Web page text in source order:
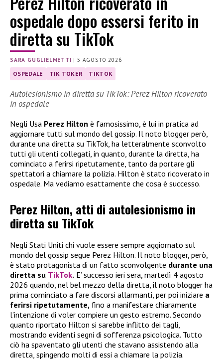
ospedale dopo essersi ferito in
diretta su TikTok
SARA GUGLIELMETTI |5 AGOSTO 2026
OSPEDALE TIK TOKER TIKTOK
Autolesionismo in diretta su TikTok: Perez Hilton ricoverato
in ospedale
Negli Usa Perez Hilton è famosissimo, è lui in pratica ad
aggiornare tutti sul mondo del gossip. Il noto blogger però,
durante una diretta su TikTok, ha letteralmente sconvolto
tutti gli utenti collegati, in quanto, durante la diretta, ha
cominciato a ferirsi ripetutamente, tanto da portare gli
spettatori a chiamare la polizia. Hilton è stato ricoverato in
ospedale. Ma vediamo esattamente che cosa è successo.
Perez Hilton, atti di autolesionismo in
diretta su TikTok
Negli Stati Uniti chi vuole essere sempre aggiornato sul
mondo del gossip segue Perez Hilton. Il noto blogger, però,
è stato protagonista di un fatto sconvolgente durante una
diretta su TikTok. E’ successo ieri sera, martedì 4 agosto
2026 quando, nel bel mezzo della diretta, il noto blogger ha
prima cominciato a fare discorsi allarmanti, per poi iniziare a
ferirsi ripetutamente, fino a manifestare chiaramente
l’intenzione di voler compiere un gesto estremo. Secondo
quanto riportato Hilton si sarebbe inflitto dei tagli,
mostrando evidenti segni di sofferenza psicologica. Tutto
ciò ha spaventato gli utenti che stavano assistendo alla
diretta, spingendo molti di essi a chiamare la polizia.